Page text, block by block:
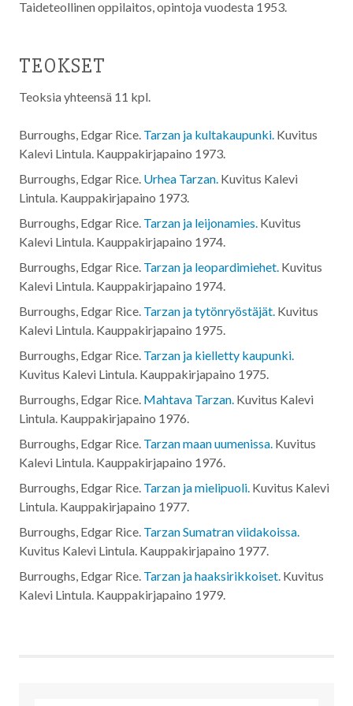
Taideteollinen oppilaitos, opintoja vuodesta 1953.
TEOKSET
Teoksia yhteensä 11 kpl.
Burroughs, Edgar Rice. Tarzan ja kultakaupunki. Kuvitus
Kalevi Lintula. Kauppakirjapaino 1973.
Burroughs, Edgar Rice. Urhea Tarzan. Kuvitus Kalevi
Lintula. Kauppakirjapaino 1973.
Burroughs, Edgar Rice. Tarzan ja leijonamies. Kuvitus
Kalevi Lintula. Kauppakirjapaino 1974.
Burroughs, Edgar Rice. Tarzan ja leopardimiehet. Kuvitus
Kalevi Lintula. Kauppakirjapaino 1974.
Burroughs, Edgar Rice. Tarzan ja tytönryöstäjät. Kuvitus
Kalevi Lintula. Kauppakirjapaino 1975.
Burroughs, Edgar Rice. Tarzan ja kielletty kaupunki.
Kuvitus Kalevi Lintula. Kauppakirjapaino 1975.
Burroughs, Edgar Rice. Mahtava Tarzan. Kuvitus Kalevi
Lintula. Kauppakirjapaino 1976.
Burroughs, Edgar Rice. Tarzan maan uumenissa. Kuvitus
Kalevi Lintula. Kauppakirjapaino 1976.
Burroughs, Edgar Rice. Tarzan ja mielipuoli. Kuvitus Kalevi
Lintula. Kauppakirjapaino 1977.
Burroughs, Edgar Rice. Tarzan Sumatran viidakoissa.
Kuvitus Kalevi Lintula. Kauppakirjapaino 1977.
Burroughs, Edgar Rice. Tarzan ja haaksirikkoiset. Kuvitus
Kalevi Lintula. Kauppakirjapaino 1979.